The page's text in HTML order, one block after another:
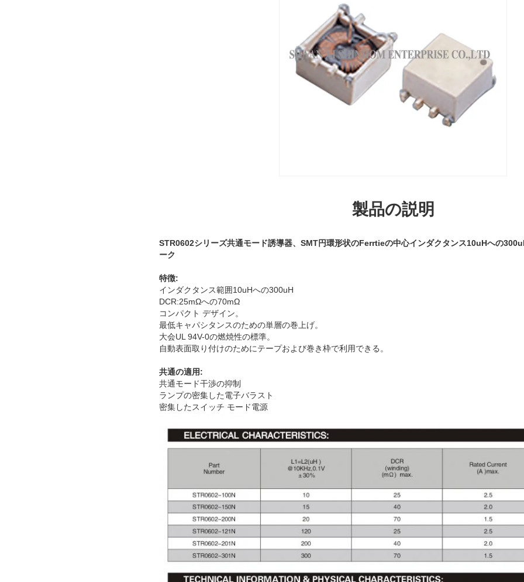
製品の説明
STR0602シリーズ共通モード誘導器、SMT円環形状のFerrtieの中心インダクタンス10uHへの
ーク
特徴:
インダクタンス範囲10uHへの300uH
DCR:25mΩへの70mΩ
コンパクト デザイン。
最低キャパシタンスのための単層の巻上げ。
大会UL 94V-0の燃焼性の標準。
自動表面取り付けのためにテープおよび巻き枠で利用できる。
共通の適用:
共通モード干渉の抑制
ランプの密集した電子バラスト
密集したスイッチ モード電源